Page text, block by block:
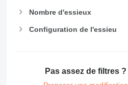
Nombre d'essieux
Configuration de l'essieu
Pas assez de filtres ?